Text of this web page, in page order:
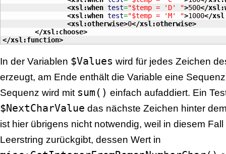
<xsl:when test="$temp = 'D' ">500</
<xsl:when test="$temp = 'M' ">1000</
<xsl:otherwise>0</xsl:otherwise>
</xsl:choose>
</xsl:function>
In der Variablen $Values wird für jedes Zeichen
erzeugt, am Ende enthält die Variable eine
Sequenz wird mit sum() einfach aufaddiert. Ein
$NextCharValue das nächste Zeichen hinter
ist hier übrigens nicht notwendig, weil in diesem Fall
Leerstring zurückgibt, dessen Wert in